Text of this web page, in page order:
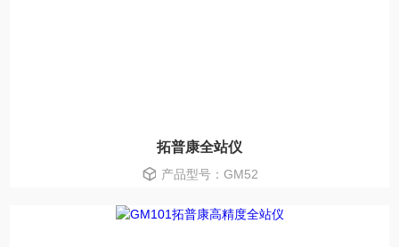
拓普康全站仪
产品型号：GM52